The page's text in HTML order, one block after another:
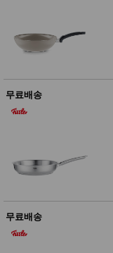
공연/행
사
무료배송
무료배송